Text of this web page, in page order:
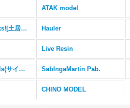
ATAK model
Figures on Tanks![土居雅博氏製作フィギュア] Hauler
Live Resin
Scientific Models(サイエンティフィックモデルズ) SabIngaMartin Pab.
CHINO MODEL